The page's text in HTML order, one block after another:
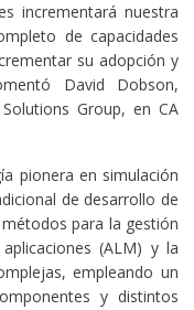
incrementará nuestra
de capacidades
su adopción y
David Dobson,
Group, en CA
pionera en simulación
de desarrollo de
para la gestión
(ALM) y la
empleando un
y distintos